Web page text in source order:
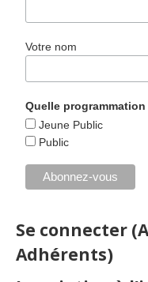
Votre nom
Quelle
Jeune Public
Public
Se connecter
Adhérents)